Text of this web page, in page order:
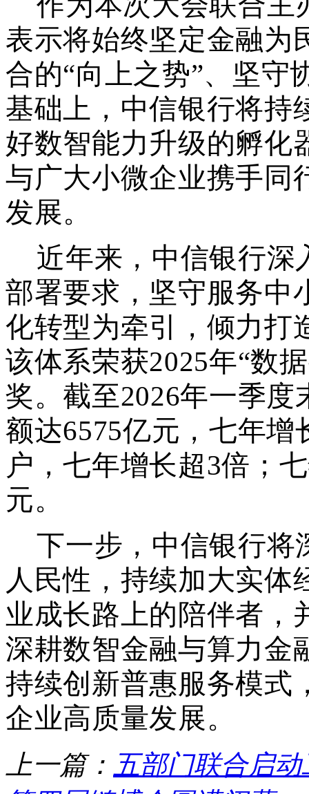
表示将始终坚定金融为
合的“向上之势”、坚守
基础上，中信银行将持
好数智能力升级的孵化
与广大小微企业携手同
发展。
近年来，中信银行深
部署要求，坚守服务中
化转型为牵引，倾力打
该体系荣获2025年“数
奖。截至2026年一季
额达6575亿元，七年增
户，七年增长超3倍；
元。
下一步，中信银行将
人民性，持续加大实体
业成长路上的陪伴者 ，
深耕数智金融与算力金
持续创新普惠服务模式
企业高质量发展。
上一篇： 五部门联合启